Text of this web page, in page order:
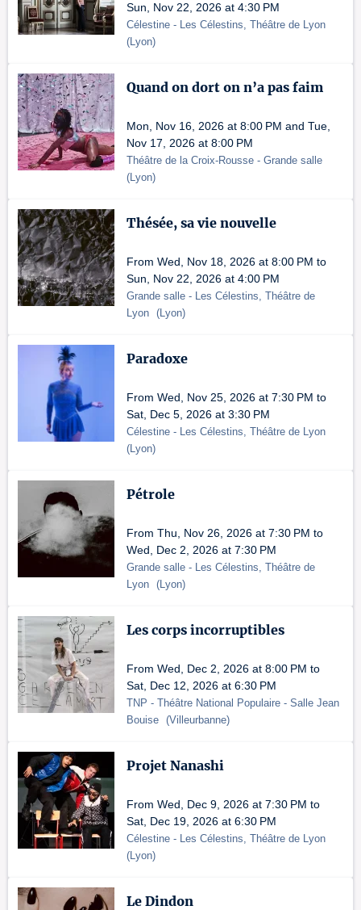
Sun, Nov 22, 2026 at 4:30 PM
Célestine - Les Célestins, Théâtre de Lyon
(Lyon)
Quand on dort on n’a pas faim
Mon, Nov 16, 2026 at 8:00 PM and Tue,
Nov 17, 2026 at 8:00 PM
Théâtre de la Croix-Rousse - Grande salle
(Lyon)
Thésée, sa vie nouvelle
From Wed, Nov 18, 2026 at 8:00 PM to
Sun, Nov 22, 2026 at 4:00 PM
Grande salle - Les Célestins, Théâtre de
Lyon (Lyon)
Paradoxe
From Wed, Nov 25, 2026 at 7:30 PM to
Sat, Dec 5, 2026 at 3:30 PM
Célestine - Les Célestins, Théâtre de Lyon
(Lyon)
Pétrole
From Thu, Nov 26, 2026 at 7:30 PM to
Wed, Dec 2, 2026 at 7:30 PM
Grande salle - Les Célestins, Théâtre de
Lyon (Lyon)
Les corps incorruptibles
From Wed, Dec 2, 2026 at 8:00 PM to
Sat, Dec 12, 2026 at 6:30 PM
TNP - Théâtre National Populaire - Salle Jean
Bouise (Villeurbanne)
Projet Nanashi
From Wed, Dec 9, 2026 at 7:30 PM to
Sat, Dec 19, 2026 at 6:30 PM
Célestine - Les Célestins, Théâtre de Lyon
(Lyon)
Le Dindon